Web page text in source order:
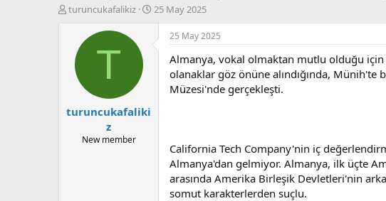
K
ş
turuncukafalikiz
B
25 May 2025
T
turuncukafaliki
z
New member
25 May 2025
Almanya, vokal olmaktan mutlu olduğu
olanaklar göz önüne alındığında, Münih'te
Müzesi'nde gerçekleşti.
California Tech Company'nin iç
Almanya'dan gelmiyor. Almanya, ilk üçte
arasında Amerika Birleşik Devletleri'nin
somut karakterlerden suçlu.